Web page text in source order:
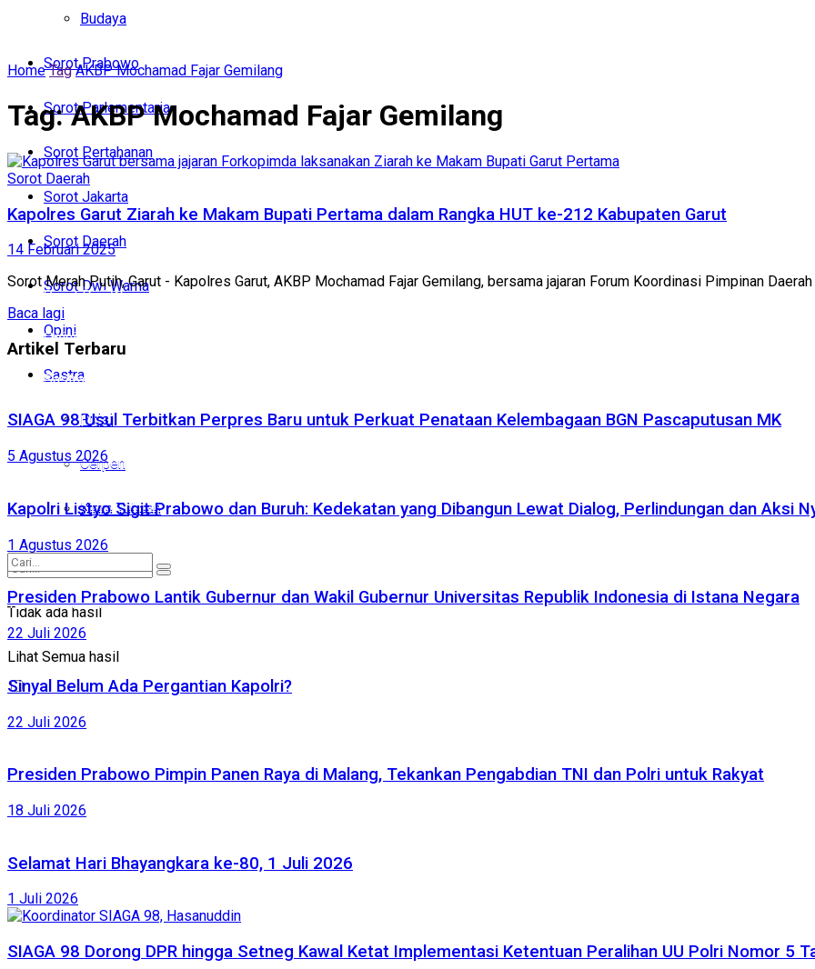
Budaya
Sorot Prabowo
Sorot Parlementaria
Sorot Pertahanan
Sorot Jakarta
Sorot Daerah
Sorot Dwi Warna
Opini
Sastra
Puisi
Cerpen
Kirim Tulisan
Tidak ada hasil
Lihat Semua hasil
Sorot Parlementaria
Sorot Pertahanan
Sorot Jakarta
Sorot Daerah
Sorot Dwi Warna
Opini
Sastra
Puisi
Cerpen
Kirim Tulisan
Tidak ada hasil
Lihat Semua hasil
Home Tag AKBP Mochamad Fajar Gemilang
Tag:AKBP Mochamad Fajar Gemilang
Sorot Daerah
Kapolres Garut Ziarah ke Makam Bupati Pertama dalam Rangka HUT ke-212 Kabupaten Garut
14 Februari 2025
Sorot Merah Putih, Garut - Kapolres Garut, AKBP Mochamad Fajar Gemilang, bersama jajaran Forum Koordinasi Pimpinan
Baca lagi
Artikel Terbaru
SIAGA 98 Usul Terbitkan Perpres Baru untuk Perkuat Penataan Kelembagaan BGN Pascaputusan MK
5 Agustus 2026
Kapolri Listyo Sigit Prabowo dan Buruh: Kedekatan yang Dibangun Lewat Dialog, Perlindungan dan Aksi
1 Agustus 2026
Presiden Prabowo Lantik Gubernur dan Wakil Gubernur Universitas Republik Indonesia di Istana Negara
22 Juli 2026
Sinyal Belum Ada Pergantian Kapolri?
22 Juli 2026
Presiden Prabowo Pimpin Panen Raya di Malang, Tekankan Pengabdian TNI dan Polri untuk Rakyat
18 Juli 2026
Selamat Hari Bhayangkara ke-80, 1 Juli 2026
1 Juli 2026
SIAGA 98 Dorong DPR hingga Setneg Kawal Ketat Implementasi Ketentuan Peralihan UU Polri Nomor 5